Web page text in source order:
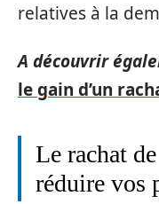
relatives à la
A découvrir
le gain d’un
Le rachat
réduire vos